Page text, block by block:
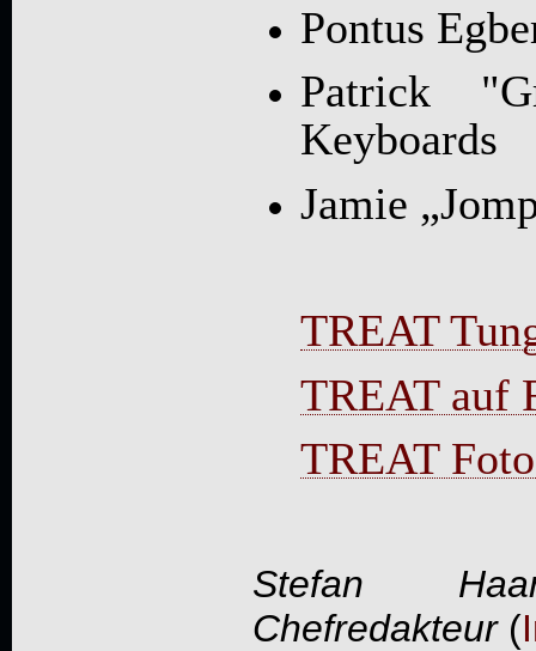
Pontus
Patrick
Keyboards
Jamie
TREAT
TREAT auf
TREAT
Stefan
Chefredakteur(